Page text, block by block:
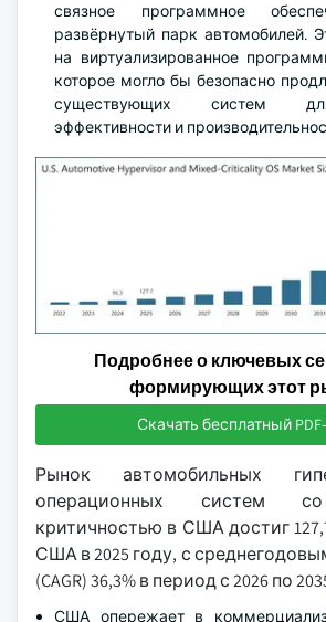
связное программное
развёрнутый парк автомобилей.
на виртуализированное
которое могло бы безопасно
существующих систем
эффективности и
Подробнее о ключевых
формирующих этот
Скачать бесплатный
Рынок автомобильных
операционных систем
критичностью в США достиг
США в 2025 году, с
(CAGR) 36,3% в период с 2026 по
США опережает в